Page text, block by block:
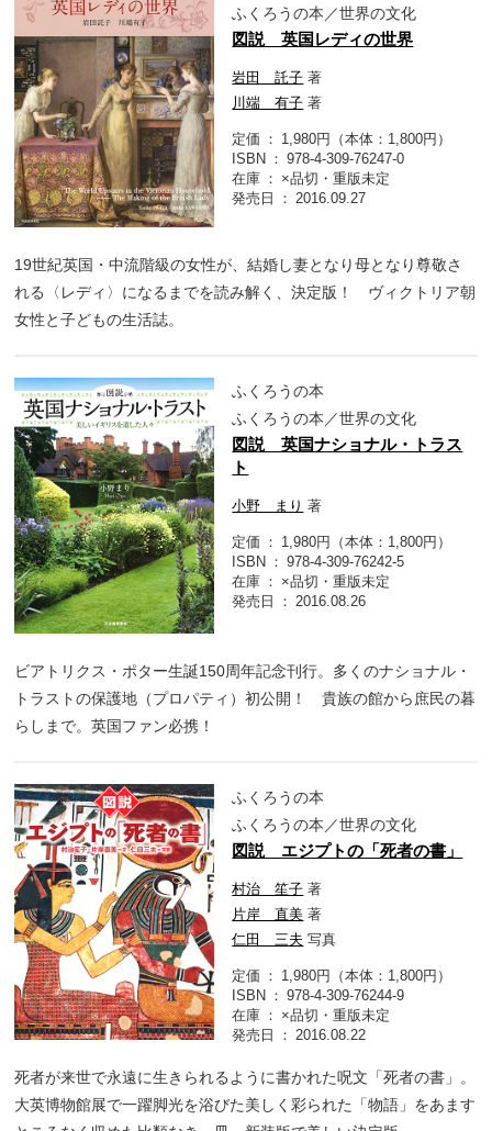
ふくろうの本／世界の文化
図説 英国レディの世界
岩田 託子 著
川端 有子 著
定価
1,980円（本体：1,800円）
ISBN
978-4-309-76247-0
在庫
×品切・重版未定
発売日
2016.09.27
19世紀英国・中流階級の女性が、結婚し妻となり母となり尊敬さ
れる〈レディ〉になるまでを読み解く、決定版！ ヴィクトリア朝
女性と子どもの生活誌。
ふくろうの本
ふくろうの本／世界の文化
図説 英国ナショナル・トラス
ト
小野 まり 著
定価
1,980円（本体：1,800円）
ISBN
978-4-309-76242-5
在庫
×品切・重版未定
発売日
2016.08.26
ビアトリクス・ポター生誕150周年記念刊行。多くのナショナル・
トラストの保護地（プロパティ）初公開！ 貴族の館から庶民の暮
らしまで。英国ファン必携！
ふくろうの本
ふくろうの本／世界の文化
図説 エジプトの「死者の書」
村治 笙子 著
片岸 直美 著
仁田 三夫 写真
定価
1,980円（本体：1,800円）
ISBN
978-4-309-76244-9
在庫
×品切・重版未定
発売日
2016.08.22
死者が来世で永遠に生きられるように書かれた呪文「死者の書」。
大英博物館展で一躍脚光を浴びた美しく彩られた「物語」をあます